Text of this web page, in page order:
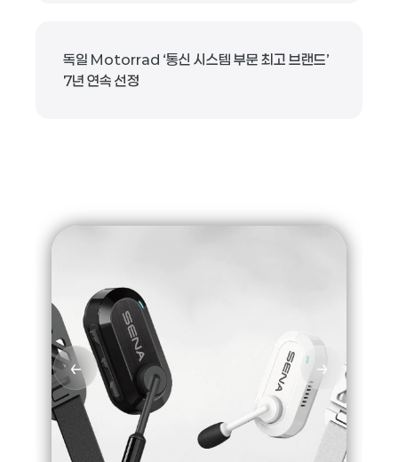
독일 Motorrad ‘통신 시스템 부문 최고 브랜드’
7년 연속 선정
← →